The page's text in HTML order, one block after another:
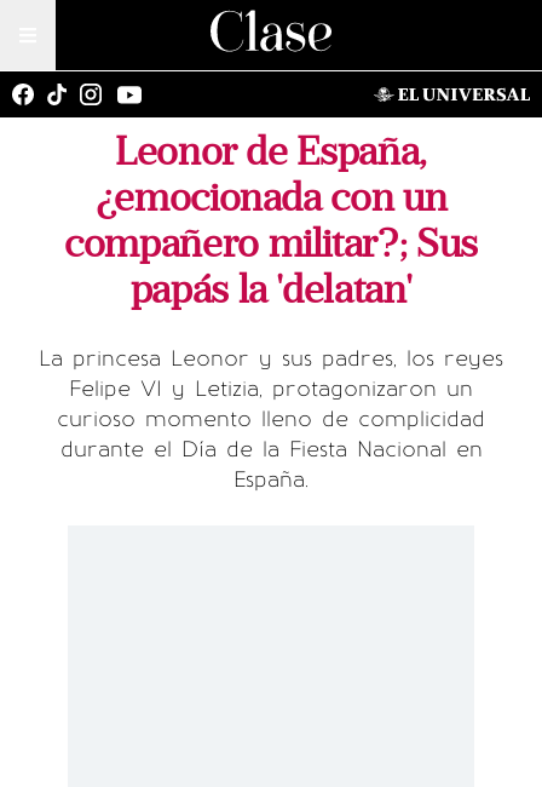
Leonor de España,
¿emocionada con un
compañero militar?; Sus
papás la 'delatan'
La princesa Leonor y sus padres, los reyes
Felipe VI y Letizia, protagonizaron un
curioso momento lleno de complicidad
durante el Día de la Fiesta Nacional en
España.